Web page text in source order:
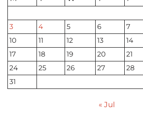
3
4 5 6 7
10
11 12 13 14
17
18 19 20 21
24
25 26 27 28
31
« Jul